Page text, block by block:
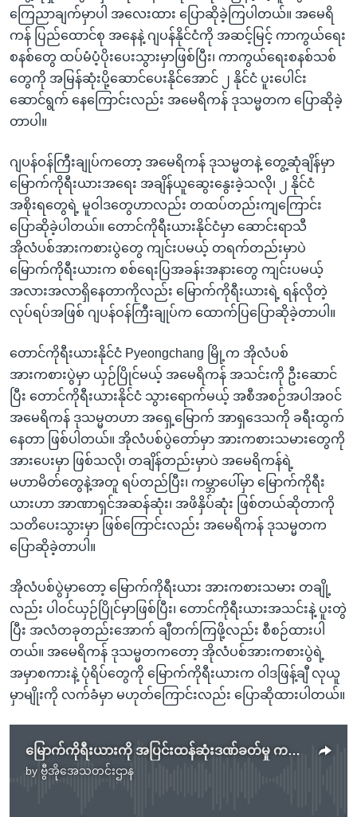
ကြေညာချက်မှာပါ အလေးထား ပြောဆိုခဲ့ကြပါတယ်။ အမေရိ
ကန် ပြည်ထောင်စု အနေနဲ့ ဂျပန်နိုင်ငံကို အဆင့်မြင့် ကာကွယ်ရေး
စနစ်တွေ ထပ်မံပံ့ပိုးပေးသွားမှာဖြစ်ပြီး၊ ကာကွယ်ရေးစနစ်သစ်
တွေကို အမြန်ဆုံးပို့ဆောင်ပေးနိုင်အောင် ၂ နိုင်ငံ ပူးပေါင်း
ဆောင်ရွက် နေကြောင်းလည်း အမေရိကန် ဒုသမ္မတက ပြောဆိုခဲ့
တာပါ။
ဂျပန်ဝန်ကြီးချုပ်ကတော့ အမေရိကန် ဒုသမ္မတနဲ့ တွေ့ဆုံချိန်မှာ
မြောက်ကိုရီးယားအရေး အချိန်ယူဆွေးနွေးခဲ့သလို၊ ၂ နိုင်ငံ
အစိုးရတွေရဲ့ မူဝါဒတွေဟာလည်း တထပ်တည်းကျကြောင်း
ပြောဆိုခဲ့ပါတယ်။ တောင်ကိုရီးယားနိုင်ငံမှာ ဆောင်းရာသီ
အိုလံပစ်အားကစားပွဲတွေ ကျင်းပမယ့် တရက်တည်းမှာပဲ
မြောက်ကိုရီးယားက စစ်ရေးပြအခန်းအနားတွေ ကျင်းပမယ့်
အလားအလာရှိနေတာကိုလည်း မြောက်ကိုရီးယားရဲ့ ရန်လိုတဲ့
လုပ်ရပ်အဖြစ် ဂျပန်ဝန်ကြီးချုပ်က ထောက်ပြပြောဆိုခဲ့တာပါ။
တောင်ကိုရီးယားနိုင်ငံ Pyeongchang မြို့က အိုလံပစ်
အားကစားပွဲမှာ ယှဉ်ပြိုင်မယ့် အမေရိကန် အသင်းကို ဦးဆောင်
ပြီး တောင်ကိုရီးယားနိုင်ငံ သွားရောက်မယ့် အစီအစဉ်အပါအဝင်
အမေရိကန် ဒုသမ္မတဟာ အရှေ့မြောက် အာရှဒေသကို ခရီးထွက်
နေတာ ဖြစ်ပါတယ်။ အိုလံပစ်ပွဲတော်မှာ အားကစားသမားတွေကို
အားပေးမှာ ဖြစ်သလို၊ တချိန်တည်းမှာပဲ အမေရိကန်ရဲ့
မဟာမိတ်တွေနဲ့အတူ ရပ်တည်ပြီး၊ ကမ္ဘာပေါ်မှာ မြောက်ကိုရီး
ယားဟာ အာဏာရှင်အဆန်ဆုံး၊ အဖိနှိပ်ဆုံး ဖြစ်တယ်ဆိုတာကို
သတိပေးသွားမှာ ဖြစ်ကြောင်းလည်း အမေရိကန် ဒုသမ္မတက
ပြောဆိုခဲ့တာပါ။
အိုလံပစ်ပွဲမှာတော့ မြောက်ကိုရီးယား အားကစားသမား တချို့
လည်း ပါဝင်ယှဉ်ပြိုင်မှာဖြစ်ပြီး၊ တောင်ကိုရီးယားအသင်းနဲ့ ပူးတွဲ
ပြီး အလံတခုတည်းအောက် ချီတက်ကြဖို့လည်း စီစဉ်ထားပါ
တယ်။ အမေရိကန် ဒုသမ္မတကတော့ အိုလံပစ်အားကစားပွဲရဲ့
အမှာစကားနဲ့ ပုံရိပ်တွေကို မြောက်ကိုရီးယားက ဝါဒဖြန့်ချီ လုယူ
မှာမျိုးကို လက်ခံမှာ မဟုတ်ကြောင်းလည်း ပြောဆိုထားပါတယ်။
မြောက်ကိုရီးယားကို အပြင်းထန်ဆုံးဒဏ်ခတ်မှု ကန် ချမှတ်မည်
by ဗွီအိုအေသတင်းဌာန
No media source currently available